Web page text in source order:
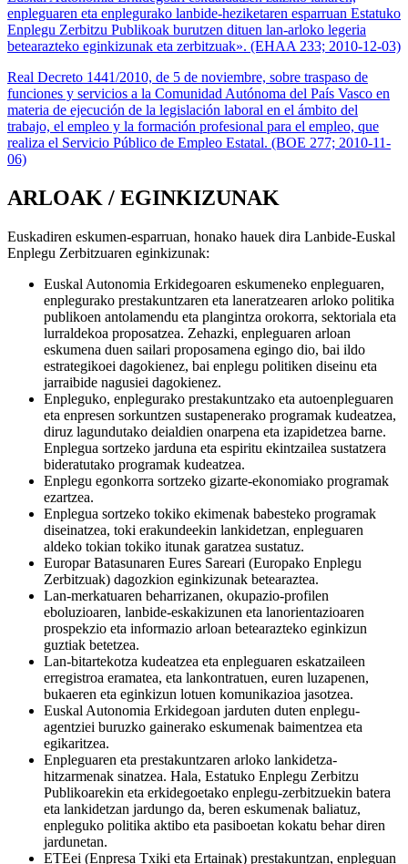
enpleguaren eta enplegurako lanbide-heziketaren esparruan Estatuko
Enplegu Zerbitzu Publikoak burutzen dituen lan-arloko legeria
betearazteko eginkizunak eta zerbitzuak». (EHAA 233; 2010-12-03)
Real Decreto 1441/2010, de 5 de noviembre, sobre traspaso de
funciones y servicios a la Comunidad Autónoma del País Vasco en
materia de ejecución de la legislación laboral en el ámbito del
trabajo, el empleo y la formación profesional para el empleo, que
realiza el Servicio Público de Empleo Estatal. (BOE 277; 2010-11-
06)
ARLOAK / EGINKIZUNAK
Euskadiren eskumen-esparruan, honako hauek dira Lanbide-Euskal
Enplegu Zerbitzuaren eginkizunak:
Euskal Autonomia Erkidegoaren eskumeneko enpleguaren,
enplegurako prestakuntzaren eta laneratzearen arloko politika
publikoen antolamendu eta plangintza orokorra, sektoriala eta
lurraldekoa proposatzea. Zehazki, enpleguaren arloan
eskumena duen sailari proposamena egingo dio, bai ildo
estrategikoei dagokienez, bai enplegu politiken diseinu eta
jarraibide nagusiei dagokienez.
Enpleguko, enplegurako prestakuntzako eta autoenpleguaren
eta enpresen sorkuntzen sustapenerako programak kudeatzea,
diruz lagundutako deialdien onarpena eta izapidetzea barne.
Enplegua sortzeko jarduna eta espiritu ekintzailea sustatzera
bideratutako programak kudeatzea.
Enplegu egonkorra sortzeko gizarte-ekonomiako programak
ezartzea.
Enplegua sortzeko tokiko ekimenak babesteko programak
diseinatzea, toki erakundeekin lankidetzan, enpleguaren
aldeko tokian tokiko itunak garatzea sustatuz.
Europar Batasunaren Eures Sareari (Europako Enplegu
Zerbitzuak) dagozkion eginkizunak betearaztea.
Lan-merkatuaren beharrizanen, okupazio-profilen
eboluzioaren, lanbide-eskakizunen eta lanorientazioaren
prospekzio eta informazio arloan betearazteko eginkizun
guztiak betetzea.
Lan-bitartekotza kudeatzea eta enpleguaren eskatzaileen
erregistroa eramatea, eta lankontratuen, euren luzapenen,
bukaeren eta eginkizun lotuen komunikazioa jasotzea.
Euskal Autonomia Erkidegoan jarduten duten enplegu-
agentziei buruzko gainerako eskumenak baimentzea eta
egikaritzea.
Enpleguaren eta prestakuntzaren arloko lankidetza-
hitzarmenak sinatzea. Hala, Estatuko Enplegu Zerbitzu
Publikoarekin eta erkidegoetako enplegu-zerbitzuekin batera
eta lankidetzan jardungo da, beren eskumenak baliatuz,
enpleguko politika aktibo eta pasiboetan kokatu behar diren
jardunetan.
ETEei (Enpresa Txiki eta Ertainak) prestakuntzan, enpleguan